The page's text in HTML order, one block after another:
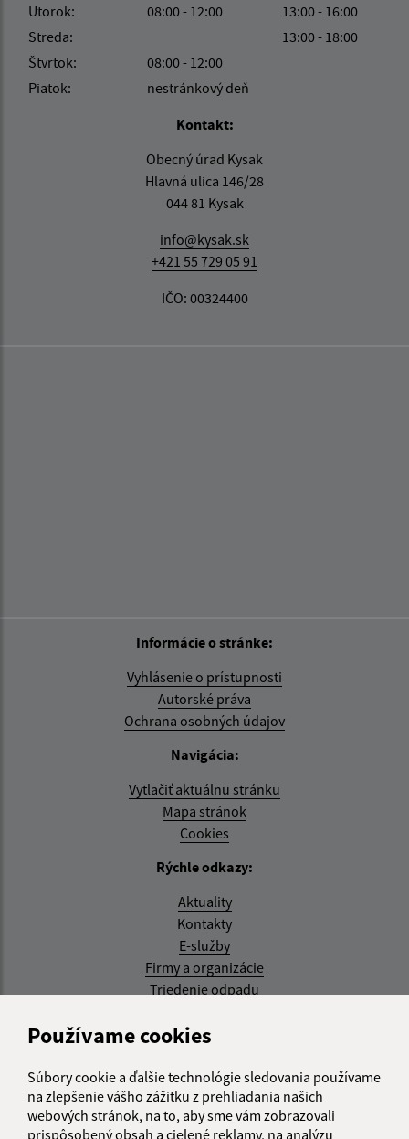
Používame cookies
Súbory cookie a ďalšie technológie sledovania používame
na zlepšenie vášho zážitku z prehliadania našich
webových stránok, na to, aby sme vám zobrazovali
prispôsobený obsah a cielené reklamy, na analýzu
Utorok:
08:00 - 12:00
13:00 - 16:00
Streda:
13:00 - 18:00
Štvrtok:
08:00 - 12:00
Piatok:
nestránkový deň
Kontakt:
Obecný úrad Kysak
Hlavná ulica 146/28
044 81 Kysak
info@kysak.sk
+421 55 729 05 91
IČO: 00324400
Informácie o stránke:
Vyhlásenie o prístupnosti
Autorské práva
Ochrana osobných údajov
Navigácia:
Vytlačiť aktuálnu stránku
Mapa stránok
Cookies
Rýchle odkazy:
Aktuality
Kontakty
E-služby
Firmy a organizácie
Triedenie odpadu
Aktualizované:
RSS
Správca obsahu: